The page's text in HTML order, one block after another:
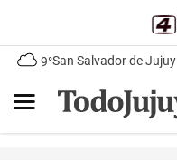
9°San Salvador de Jujuy